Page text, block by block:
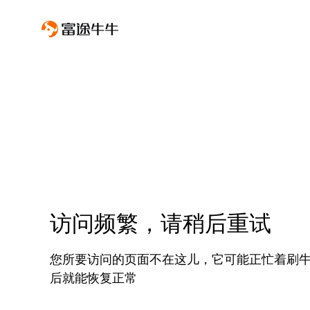
访问频繁，请稍后重试
您所要访问的页面不在这儿，它可能正忙着刷
后就能恢复正常